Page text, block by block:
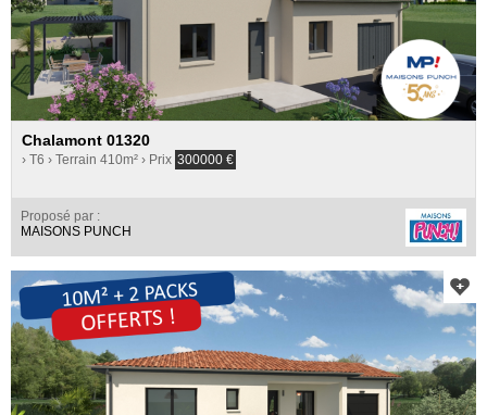
Chalamont 01320
› T6 › Terrain 410m² › Prix 300000 €
Proposé par :
MAISONS PUNCH